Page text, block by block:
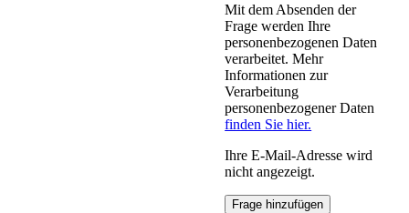
Mit dem Absenden der
Frage werden Ihre
personenbezogenen Daten
verarbeitet. Mehr
Informationen zur
Verarbeitung
personenbezogener Daten
finden Sie hier.
Ihre E-Mail-Adresse wird
nicht angezeigt.